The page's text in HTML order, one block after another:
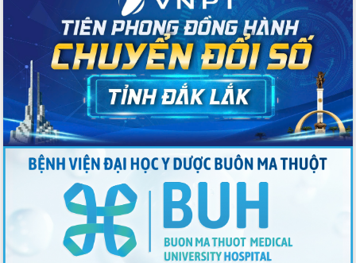
trao đổi thông tin trước Kỳ họp thứ
nhất, Quốc hội khóa XVI
Quyết liệt cải cách hành chính, khơi
thông nguồn lực phát triển
Nâng cao hiệu lực, hiệu quả HĐND
tỉnh thông qua hiện đại hóa hành chính
Xã Ea Phê gắn cải cách hành chính với
chuyển đổi số
Phó Chủ tịch Thường trực UBND tỉnh
Hồ Thị Nguyên Thảo làm việc tại Trung
tâm Phục vụ hành chính công xã Ea
Xây dựng nền hành chính số đồng
hành cùng nông dân dân, doanh nghiệp
Giai đoạn 2026-2030, Đắk Lắk phấn